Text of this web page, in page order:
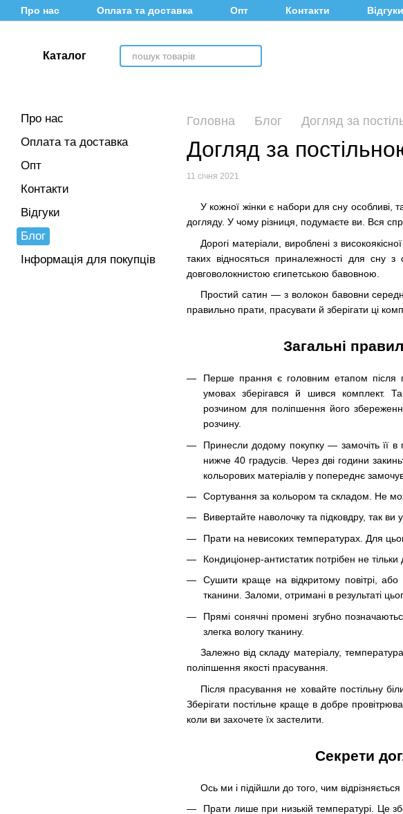
Перейти до основного контенту
Про нас Оплата та доставка Опт Контакти Відгуки
Каталог
Головна Блог Догляд за
Догляд за
11 січня 2021
У кожної жінки є набори для сну особливі,
догляду. У чому різниця, подумаєте ви. Вся
Дорогі матеріали, вироблені з
таких відносяться приналежності для сну
довговолокнистою єгипетською бавовною.
Простий сатин — з волокон бавовни
правильно прати, прасувати й зберігати ці
Загальні
Перше прання є головним етапом після
умовах зберігався й шився комплект.
розчином для поліпшення його
розчину.
Принесли додому покупку — замочіть її в
нижче 40 градусів. Через дві години
кольорових матеріалів у попереднє
Сортування за кольором та складом. Не
Вивертайте наволочку та підковдру, так
Прати на невисоких температурах. Для
Кондиціонер-антистатик потрібен не
Сушити краще на відкритому повітрі,
тканини. Заломи, отримані в результаті
Прямі сонячні промені згубно
злегка вологу тканину.
Залежно від складу матеріалу,
поліпшення якості прасування.
Після прасування не ховайте постільну
Зберігати постільне краще в добре
коли ви захочете їх застелити.
Секрети
Ось ми і підійшли до того, чим
Прати лише при низькій температурі. Це
Про нас
Оплата та доставка
Опт
Контакти
Відгуки
Блог
Інформація для покупців